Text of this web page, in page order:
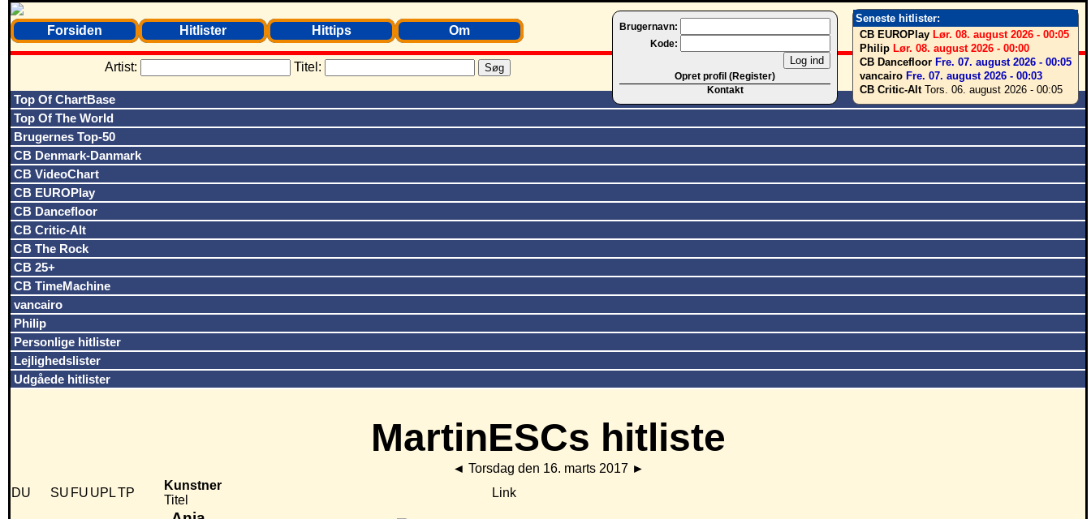
Seneste hitlister:
CB EUROPlay Lør. 08. august 2026 - 00:05
Philip Lør. 08. august 2026 - 00:00
CB Dancefloor Fre. 07. august 2026 - 00:05
vancairo Fre. 07. august 2026 - 00:03
CB Critic-AltTors. 06. august 2026 - 00:05
Brugernavn:
Kode:
Opret profil (Register)
Kontakt
Forsiden Hitlister Hittips Om
Artist: Titel:
Top Of ChartBase
Top Of The World
Brugernes Top-50
CB Denmark-Danmark
CB VideoChart
CB EUROPlay
CB Dancefloor
CB Critic-Alt
CB The Rock
CB 25+
CB TimeMachine
vancairo
Philip
Personlige hitlister
Lejlighedslister
Udgåede hitlister
MartinESCs hitliste
◄ Torsdag den 16. marts 2017 ►
DU
SU FU UPLTP
Kunstner
Titel
Link